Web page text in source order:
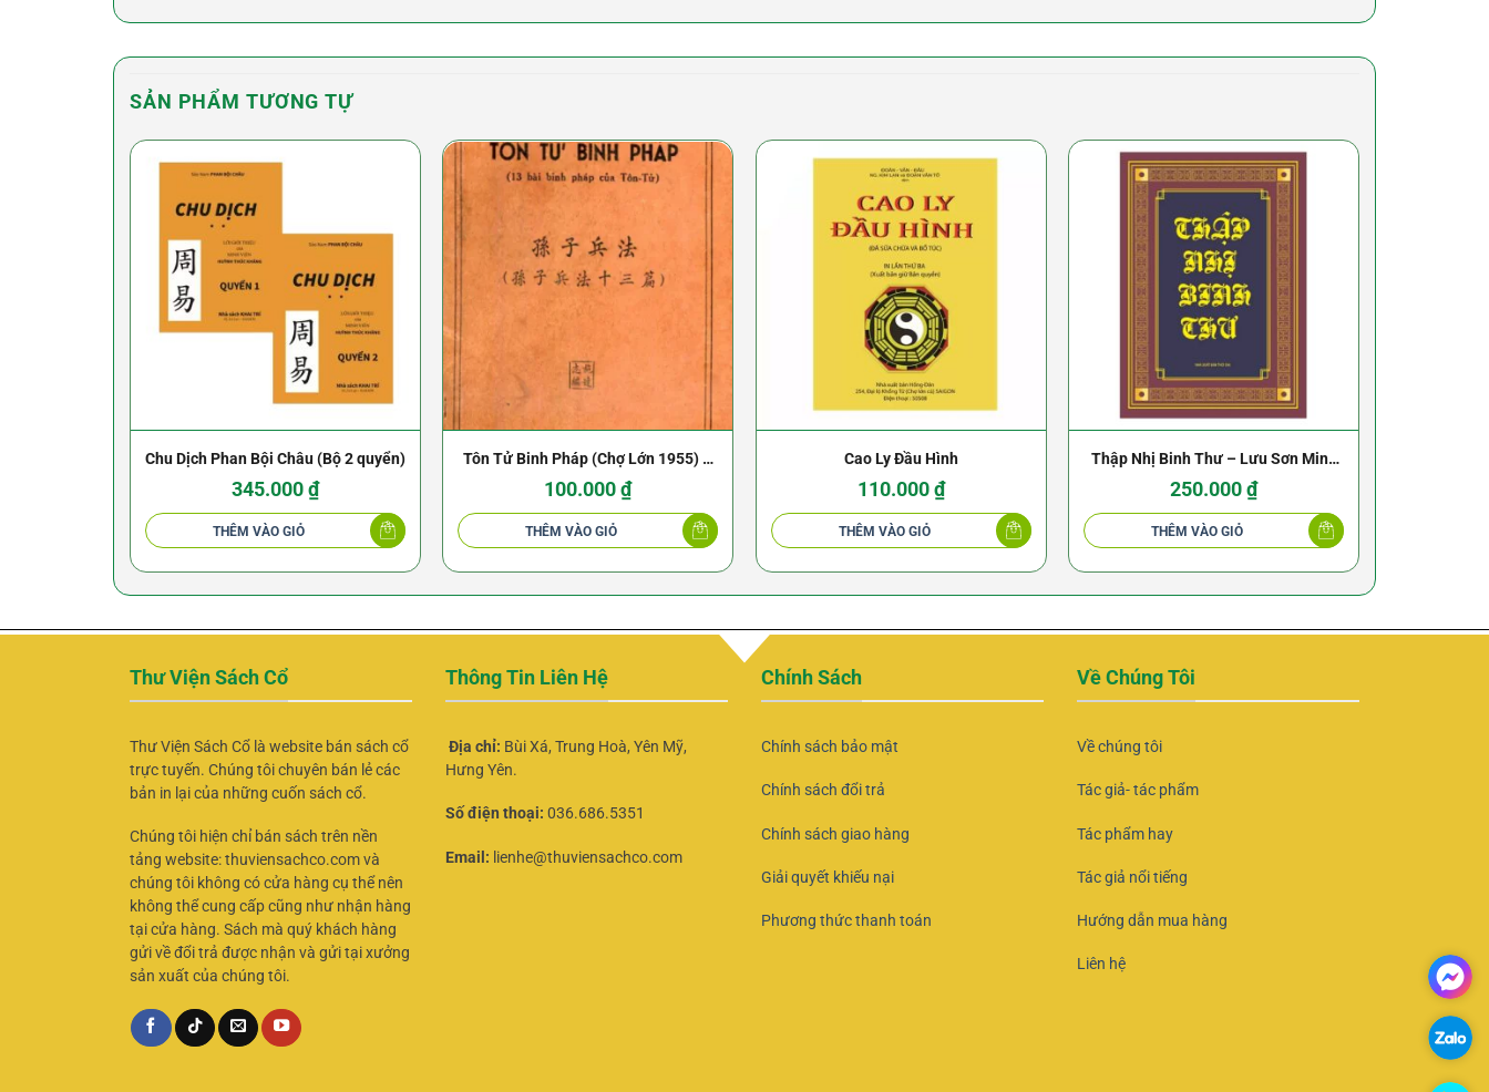
SẢN PHẨM TƯƠNG TỰ
Chu Dịch Phan Bội Châu (Bộ 2 quyển)
345.000₫
THÊM VÀO GIỎ
Tôn Tử Binh Pháp (Chợ Lớn 1955) –
Thi Đạt Chí
100.000₫
THÊM VÀO GIỎ
Cao Ly Đầu Hình
110.000₫
THÊM VÀO GIỎ
Thập Nhị Binh Thư – Lưu Sơn Minh
(NXB Thời Đại 2010)
250.000₫
THÊM VÀO GIỎ
Thư Viện Sách Cổ
Thư Viện Sách Cổ là website bán sách cổ
trực tuyến. Chúng tôi chuyên bán lẻ các
bản in lại của những cuốn sách cổ.
Chúng tôi hiện chỉ bán sách trên nền
tảng website: thuviensachco.com và
chúng tôi không có cửa hàng cụ thể nên
không thể cung cấp cũng như nhận hàng
tại cửa hàng. Sách mà quý khách hàng
gửi về đổi trả được nhận và gửi tại xưởng
sản xuất của chúng tôi.
Thông Tin Liên Hệ
Địa chỉ: Bùi Xá, Trung Hoà, Yên Mỹ,
Hưng Yên.
Số điện thoại: 036.686.5351
Email: lienhe@thuviensachco.com
Chính Sách
Chính sách bảo mật
Chính sách đổi trả
Chính sách giao hàng
Giải quyết khiếu nại
Phương thức thanh toán
Về Chúng Tôi
Về chúng tôi
Tác giả- tác phẩm
Tác phẩm hay
Tác giả nổi tiếng
Hướng dẫn mua hàng
Liên hệ